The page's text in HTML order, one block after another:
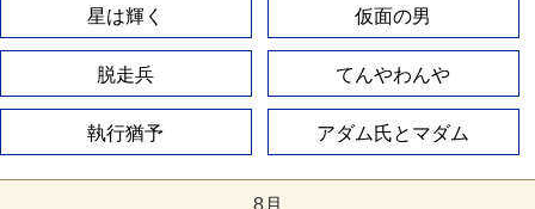
星は輝く 仮面の男
脱走兵 てんやわんや
執行猶予 アダム氏とマダム